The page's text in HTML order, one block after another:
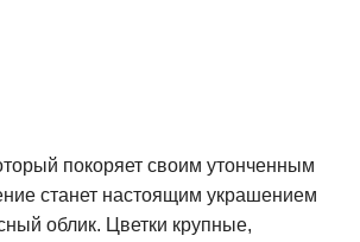
покоряет своим утонченным
станет настоящим украшением
облик. Цветки крупные,